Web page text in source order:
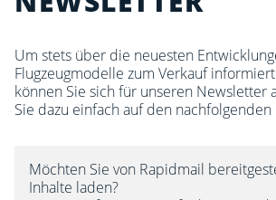
Um stets über die neuesten
Flugzeugmodelle zum Verkauf
können Sie sich für unseren Newsletter
Sie dazu einfach auf den nachfolgenden
Möchten Sie von Rapidmail
Inhalte laden?